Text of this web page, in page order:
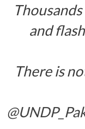
and
There is